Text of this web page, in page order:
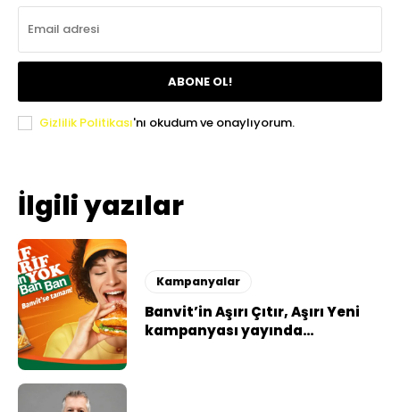
ABONE OL!
Gizlilik Politikası'nı okudum ve onaylıyorum.
İlgili yazılar
Kampanyalar
Banvit’in Aşırı Çıtır, Aşırı Yeni
kampanyası yayında…